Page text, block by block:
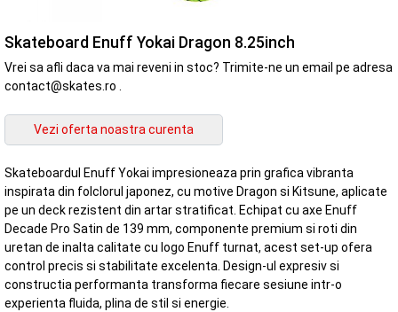
Skateboard Enuff Yokai Dragon 8.25inch
Vrei sa afli daca va mai reveni in stoc? Trimite-ne un email pe adresa
contact@skates.ro .
Skateboardul Enuff Yokai impresioneaza prin grafica vibranta
inspirata din folclorul japonez, cu motive Dragon si Kitsune, aplicate
pe un deck rezistent din artar stratificat. Echipat cu axe Enuff
Decade Pro Satin de 139 mm, componente premium si roti din
uretan de inalta calitate cu logo Enuff turnat, acest set-up ofera
control precis si stabilitate excelenta. Design-ul expresiv si
constructia performanta transforma fiecare sesiune intr-o
experienta fluida, plina de stil si energie.